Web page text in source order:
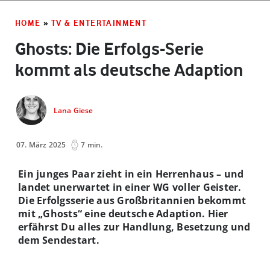
HOME » TV & ENTERTAINMENT
Ghosts: Die Erfolgs-Serie
kommt als deutsche Adaption
Lana Giese
07. März 2025 7 min.
Ein junges Paar zieht in ein Herrenhaus – und
landet unerwartet in einer WG voller Geister.
Die Erfolgsserie aus Großbritannien bekommt
mit„Ghosts“ eine deutsche Adaption. Hier
erfährst Du alles zur Handlung, Besetzung und
dem Sendestart.